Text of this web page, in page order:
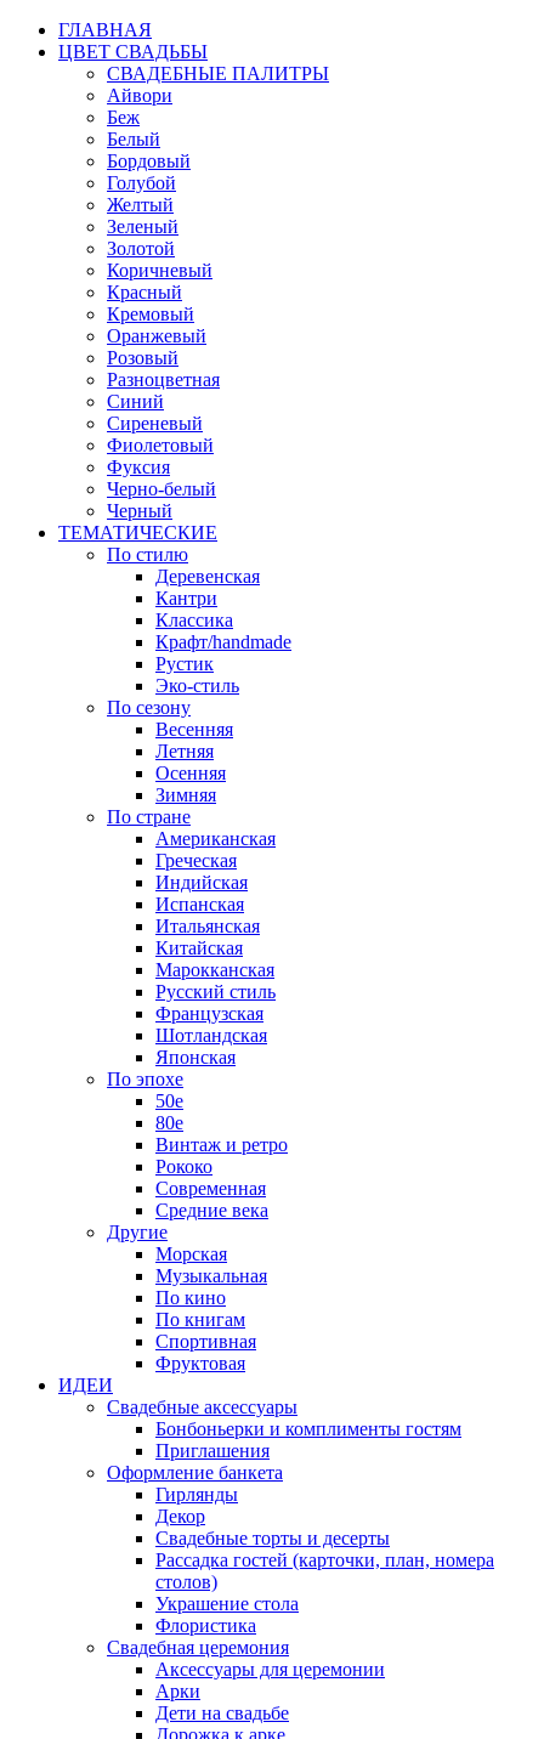
ГЛАВНАЯ
ЦВЕТ СВАДЬБЫ
СВАДЕБНЫЕ ПАЛИТРЫ
Айвори
Беж
Белый
Бордовый
Голубой
Желтый
Зеленый
Золотой
Коричневый
Красный
Кремовый
Оранжевый
Розовый
Разноцветная
Синий
Сиреневый
Фиолетовый
Фуксия
Черно-белый
Черный
ТЕМАТИЧЕСКИЕ
По стилю
Деревенская
Кантри
Классика
Крафт/handmade
Рустик
Эко-стиль
По сезону
Весенняя
Летняя
Осенняя
Зимняя
По стране
Американская
Греческая
Индийская
Испанская
Итальянская
Китайская
Марокканская
Русский стиль
Французская
Шотландская
Японская
По эпохе
50е
80е
Винтаж и ретро
Рококо
Современная
Средние века
Другие
Морская
Музыкальная
По кино
По книгам
Спортивная
Фруктовая
ИДЕИ
Свадебные аксессуары
Бонбоньерки и комплименты гостям
Приглашения
Оформление банкета
Гирлянды
Декор
Свадебные торты и десерты
Рассадка гостей (карточки, план, номера
столов)
Украшение стола
Флористика
Свадебная церемония
Аксессуары для церемонии
Арки
Дети на свадьбе
Дорожка к арке